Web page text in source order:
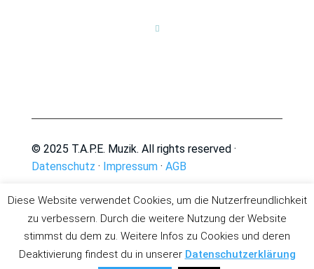

© 2025 T.A.P.E. Muzik. All rights reserved ·
Datenschutz · Impressum· AGB
Diese Website verwendet Cookies, um die Nutzerfreundlichkeit
zu verbessern. Durch die weitere Nutzung der Website
stimmst du dem zu. Weitere Infos zu Cookies und deren
Deaktivierung findest du in unserer Datenschutzerklärung
Deutsch English (Englisch)